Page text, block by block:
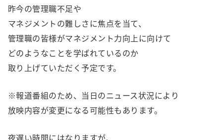
昨今の管理職不足や
マネジメントの難しさに焦点を当て、
管理職の皆様がマネジメント力向上に向けて
どのようなことを学ばれているのか
取り上げていただく予定です。
※報道番組のため、当日のニュース状況により
放映内容が変更になる可能性もあります。
夜遅い時間にはなりますが、